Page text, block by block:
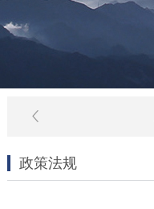
政策法规